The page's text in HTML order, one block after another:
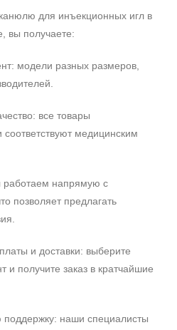
для инъекционных игл в
вы получаете:
модели разных размеров,
все товары
медицинским
напрямую с
позволяет предлагать
и доставки: выберите
и получите заказ в кратчайшие
наши специалисты